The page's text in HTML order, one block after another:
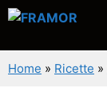
Vai
contenuto
Home » Ricette »